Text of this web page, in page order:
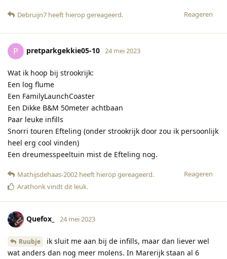
Reageren
Debruijn7 heeft hierop gereageerd.
P pretparkgekkie05-10 24 mei 2023
Wat ik hoop bij strookrijk:
Een log flume
Een FamilyLaunchCoaster
Een Dikke B&M 50meter achtbaan
Paar leuke infills
Snorri touren Efteling (onder strookrijk door zou ik persoonlijk
heel erg cool vinden)
Een dreumesspeeltuin mist de Efteling nog.
Reageren
Mathijsdehaas-2002 heeft hierop gereageerd.
Arathonkvindt dit leuk.
Quefox_ 24 mei 2023
Ruubje
ik sluit me aan bij de infills, maar dan liever wel
wat anders dan nog meer molens. In Marerijk staan al 6